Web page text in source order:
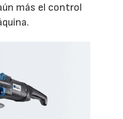
más el control